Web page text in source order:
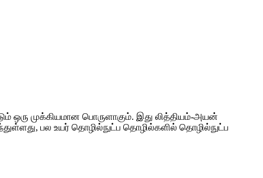
ஒரு முக்கியமான பொருளாகும். இது லித்தியம்-அயன்
பல உயர் தொழில்நுட்ப தொழில்களில் தொழில்நுட்ப